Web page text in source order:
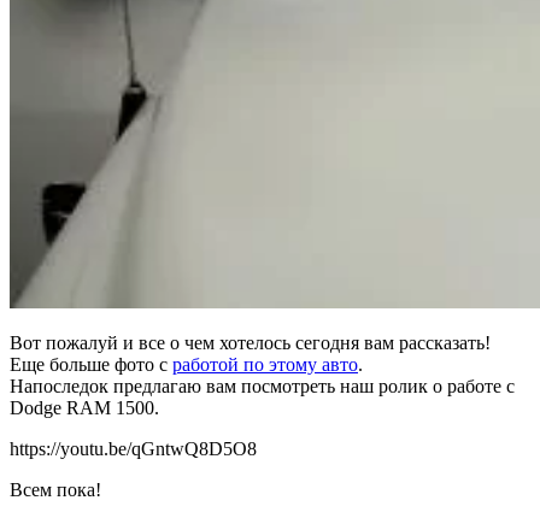
Вот пожалуй и все о чем хотелось сегодня вам рассказать!
Еще больше фото с работой по этому авто.
Напоследок предлагаю вам посмотреть наш ролик о работе с
Dodge RAM 1500.
https://youtu.be/qGntwQ8D5O8
Всем пока!